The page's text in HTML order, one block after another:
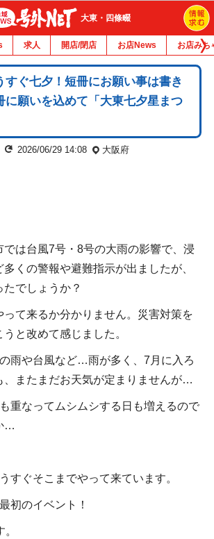
大東・四條畷
求人 開店/閉店 お店News お店みち
すぐ七夕！短冊にお願い事は書き
に願いを込めて「大東七夕星まつ
2026/06/29 14:08 大阪府
では台風7号・8号の大雨の影響で、浸
くの警報や避難指示が出ましたが、
でしょうか？
って来るか分かりません。災害対策を
と改めて感じました。
雨や台風など…雨が多く、7月に入ろ
、またまだお天気が定まりませんが…
重なってムシムシする日も増えるので
…
すぐそこまでやって来ています。
初のイベント！